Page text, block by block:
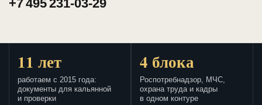
+7 495 231-03-29
11 лет
работаем с 2015 года:
документы для кальянной
и проверки
4 блока
Роспотребнадзор, МЧС,
охрана труда и кадры
в одном контуре